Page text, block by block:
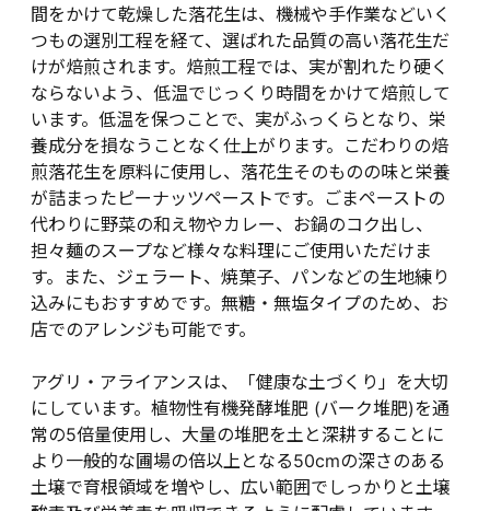
間をかけて乾燥した落花生は、機械や手作業などいく
つもの選別工程を経て、選ばれた品質の高い落花生だ
けが焙煎されます。焙煎工程では、実が割れたり硬く
ならないよう、低温でじっくり時間をかけて焙煎して
います。低温を保つことで、実がふっくらとなり、栄
養成分を損なうことなく仕上がります。こだわりの焙
煎落花生を原料に使用し、落花生そのものの味と栄養
が詰まったピーナッツペーストです。ごまペーストの
代わりに野菜の和え物やカレー、お鍋のコク出し、
担々麺のスープなど様々な料理にご使用いただけま
す。また、ジェラート、焼菓子、パンなどの生地練り
込みにもおすすめです。無糖・無塩タイプのため、お
店でのアレンジも可能です。
アグリ・アライアンスは、「健康な土づくり」を大切
にしています。植物性有機発酵堆肥 (バーク堆肥)を通
常の5倍量使用し、大量の堆肥を土と深耕することに
より一般的な圃場の倍以上となる50cmの深さのある
土壌で育根領域を増やし、広い範囲でしっかりと土壌